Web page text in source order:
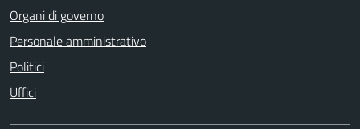
Organi di governo
Personale amministrativo
Politici
Uffici